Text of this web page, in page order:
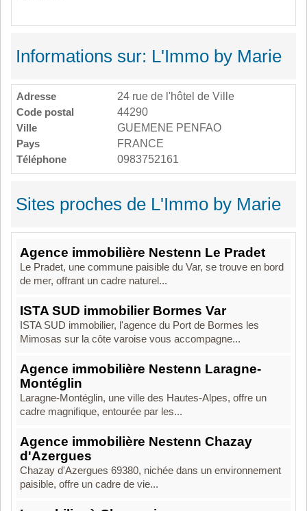
Informations sur: L'Immo by Marie
Adresse
24 rue de l'hôtel de Ville
Code postal
44290
Ville
GUEMENE PENFAO
Pays
FRANCE
Téléphone
0983752161
Sites proches de L'Immo by Marie
Agence immobilière Nestenn Le Pradet
Le Pradet, une commune paisible du Var, se trouve en bord
de mer, offrant un cadre naturel...
ISTA SUD immobilier Bormes Var
ISTA SUD immobilier, l'agence du Port de Bormes les
Mimosas sur la côte varoise vous accompagne...
Agence immobilière Nestenn Laragne-
Montéglin
Laragne-Montéglin, une ville des Hautes-Alpes, offre un
cadre magnifique, entourée par les...
Agence immobilière Nestenn Chazay
d'Azergues
Chazay d'Azergues 69380, nichée dans un environnement
paisible, offre un cadre de vie...